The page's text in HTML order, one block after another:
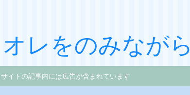
レをのみながら
サイトの記事内には広告が含まれています